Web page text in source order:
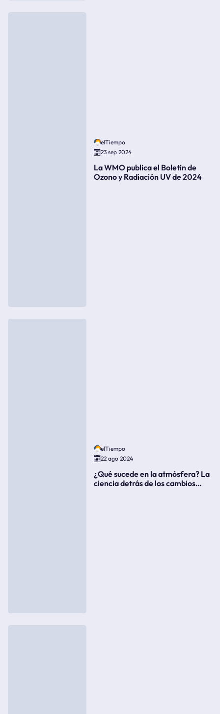
elTiempo
23 sep 2024
La WMO publica el Boletín de
Ozono y Radiación UV de 2024
elTiempo
22 ago 2024
¿Qué sucede en la atmósfera? La
ciencia detrás de los cambios